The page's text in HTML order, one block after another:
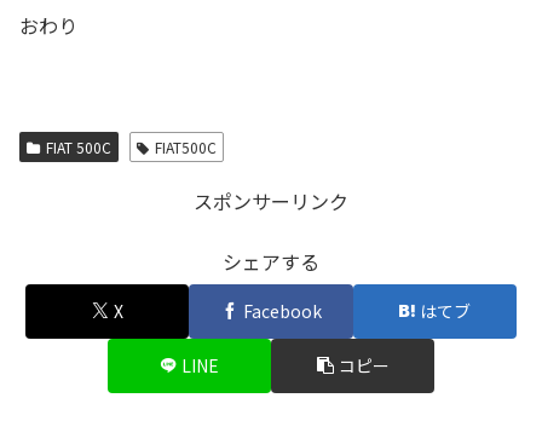
おわり
FIAT 500C FIAT500C
スポンサーリンク
シェアする
X Facebook はてブ
LINE コピー